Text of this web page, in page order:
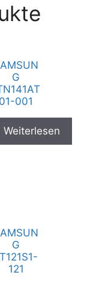
G
01-001
Weiterlesen
G
121